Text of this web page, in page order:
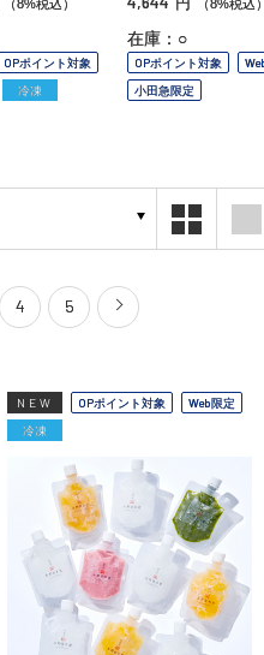
（8%税込）
OPポイント対象
冷凍
（8%税込
在庫：○
OPポイント対象
小田急限定
4 5
NEW OPポイント対象
Web限定
冷凍